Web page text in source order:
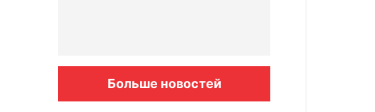
Больше новостей